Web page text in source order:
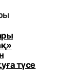
түсе